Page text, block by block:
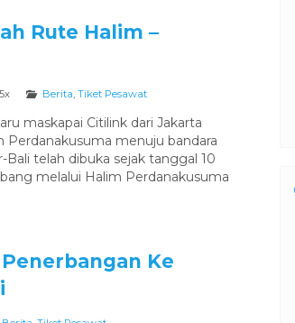
Rute Halim –
Berita, Tiket Pesawat
maskapai Citilink dari Jakarta
Perdanakusuma menuju bandara
Bali telah dibuka sejak tanggal 10
melalui Halim Perdanakusuma
Ke